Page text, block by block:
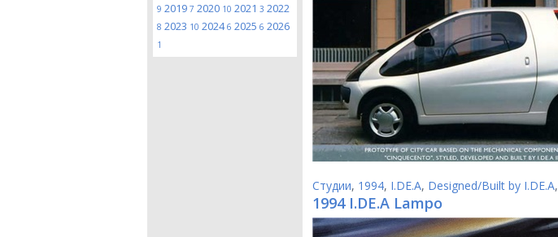
9 2019 7 2020 10 2021 3 2022
8 2023 10 20246 2025 6 2026
1
Студии, 1994, I.DE.A, Designed/Built by I.DE.A,
1994 I.DE.A Lampo